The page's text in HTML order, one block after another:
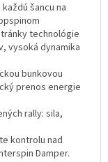
šancu na
technológie
vysoká dynamika
bunkovou
prenos energie
rally: sila,
kontrolu nad
Damper.